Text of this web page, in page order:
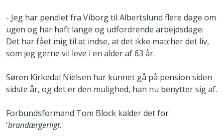
- Jeg har pendlet fra Viborg til Albertslund flere dage om
ugen og har haft lange og udfordrende arbejdsdage.
Det har fået mig til at indse, at det ikke matcher det liv,
som jeg gerne vil leve i en alder af 63 år.
Søren Kirkedal Nielsen har kunnet gå på pension siden
sidste år, og det er den mulighed, han nu benytter sig af.
Forbundsformand Tom Block kalder det for
'brandærgerligt.'